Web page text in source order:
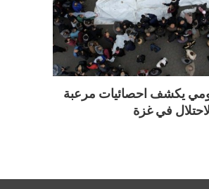
يكشف احصائيات مرعبة
في غزة